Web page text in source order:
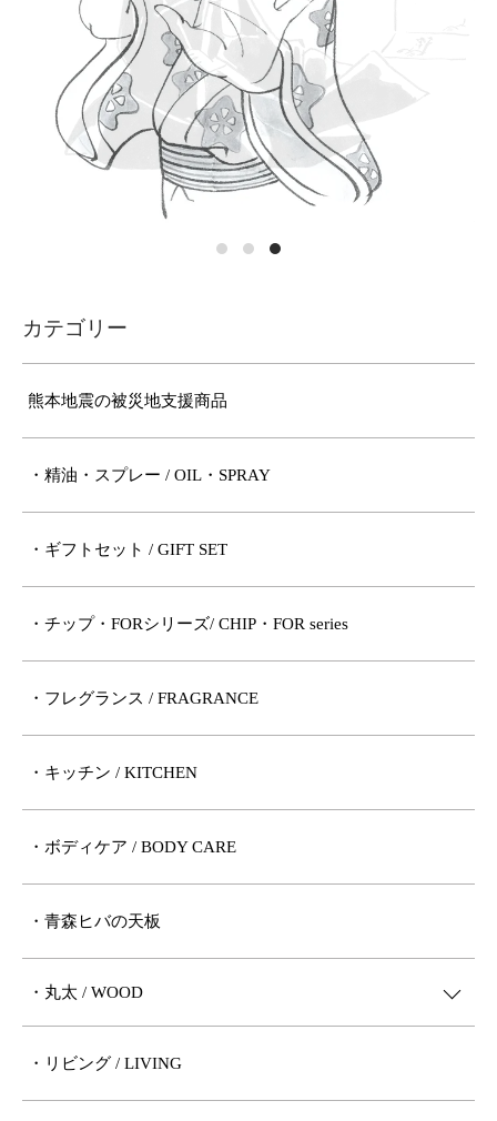
カテゴリー
熊本地震の被災地支援商品
・精油・スプレー / OIL・SPRAY
・ギフトセット / GIFT SET
・チップ・FORシリーズ/ CHIP・FOR series
・フレグランス / FRAGRANCE
・キッチン / KITCHEN
・ボディケア / BODY CARE
・青森ヒバの天板
・丸太 / WOOD
・リビング / LIVING